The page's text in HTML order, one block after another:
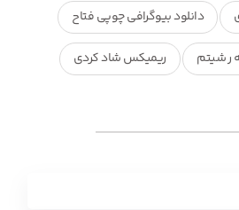
دانلود بیوگرافی چوپی فتاح
ر شیتم ریمیکس شاد کردی